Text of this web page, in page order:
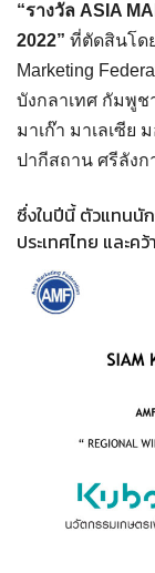
“รางวัล ASIA
2022” ที่ตัดสินโด
Marketing
บังกลาเทศ กัมพูช
มาเก๊า มาเลเซีย
ปากีสถาน ศรีลังก
ซึ่งในปีนี้ ตัวแทนนั
ประเทศไทย และค